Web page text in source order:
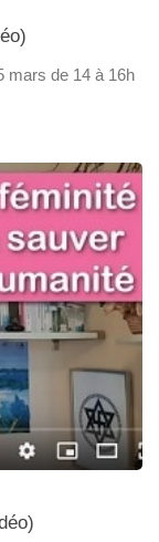
mars de 14 à 16h